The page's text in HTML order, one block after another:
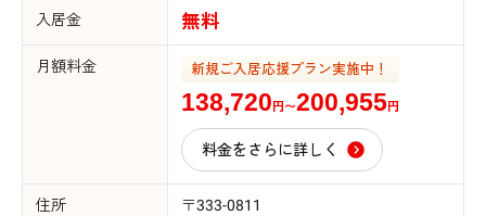
入居金 無料
月額料金 新規ご入居応援プラン実施中！
138,720 円〜200,955円
料金をさらに詳しく
住所
〒333-0811